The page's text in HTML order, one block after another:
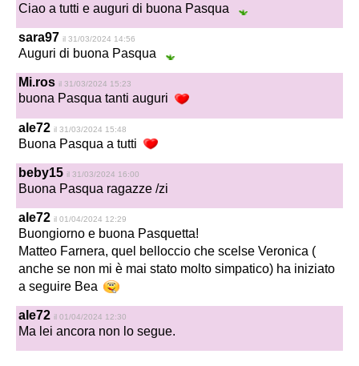
Ciao a tutti e auguri di buona Pasqua
sara97 il 31/03/2024 14:56
Auguri di buona Pasqua
Mi.ros il 31/03/2024 15:23
buona Pasqua tanti auguri
ale72 il 31/03/2024 15:48
Buona Pasqua a tutti
beby15 il 31/03/2024 16:00
Buona Pasqua ragazze /zi
ale72 il 01/04/2024 12:29
Buongiorno e buona Pasquetta!
Matteo Farnera, quel belloccio che scelse Veronica (
anche se non mi è mai stato molto simpatico) ha iniziato
a seguire Bea
ale72 il 01/04/2024 12:30
Ma lei ancora non lo segue.